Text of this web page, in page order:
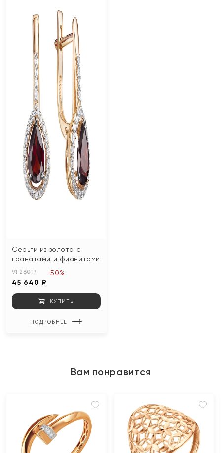
Серьги из золота с
гранатами и фианитами
91 280 ₽
45 640 ₽
-50%
КУПИТЬ
ПОДРОБНЕЕ
Вам понравится